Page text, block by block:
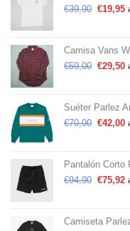
€39,90 €19,95
Camisa Vans
€59,00 €29,50
Suéter Parlez
€70,00 €42,00
Pantalón Corto
€94,90 €75,92
Camiseta